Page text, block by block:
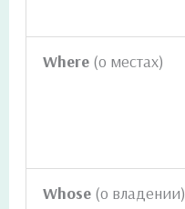
Where (о местах)
Whose (о владении)